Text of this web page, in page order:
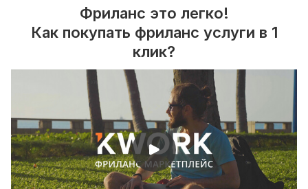
Фриланс это легко!
Как покупать фриланс услуги в 1
клик?